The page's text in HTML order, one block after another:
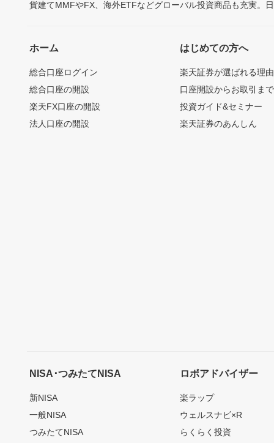
貨建てMMFやFX、海外ETFなどグローバル投資商品も充実。
ホーム
総合口座ログイン
総合口座の開設
楽天FX口座の開設
法人口座の開設
はじめての方へ
楽天証券が選ばれる理由
口座開設からお取引ま
投資ガイド&セミナー
楽天証券のあんしん
NISA･つみたてNISA
新NISA
一般NISA
つみたてNISA
ロボアドバイザー
楽ラップ
ウェルスナビ×R
らくらく投資